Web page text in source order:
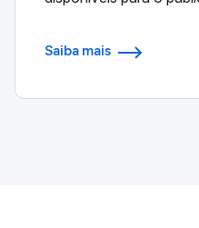
Saiba mais